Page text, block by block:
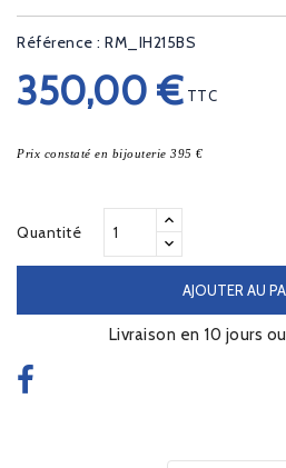
Référence : RM_IH215BS
350,00 € TTC
Prix constaté en bijouterie 395 €
Quantité
AJOUTER AU
Livraison en 10 jours